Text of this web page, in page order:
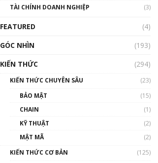
Nhìn lại năm 2022: Những
nhân vật ảnh hưởng nhất
hệ sinh thái tiền mã hoá |
Blockchain
TÀI CHÍNH DOANH NGHIỆP
(3)
FEATURED
(4)
GÓC NHÌN
(193)
KIẾN THỨC
(294)
KIẾN THỨC CHUYÊN SÂU
(23)
BẢO MẬT
(15)
CHAIN
(1)
KỸ THUẬT
(2)
MẬT MÃ
(2)
KIẾN THỨC CƠ BẢN
(125)